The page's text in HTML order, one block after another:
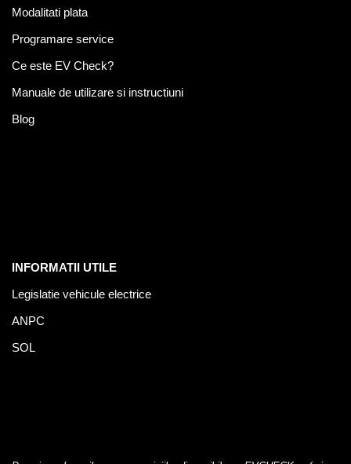
Modalitati plata
Programare service
Ce este EV Check?
Manuale de utilizare si instructiuni
Blog
INFORMATII UTILE
Legislatie vehicule electrice
ANPC
SOL